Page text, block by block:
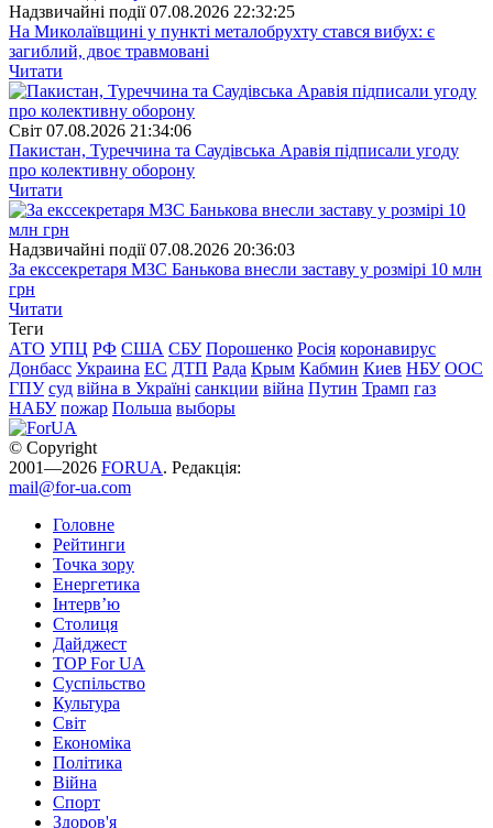
Надзвичайні події 07.08.2026 22:32:25
На Миколаївщині у пункті металобрухту стався вибух: є
загиблий, двоє травмовані
Читати
Свiт 07.08.2026 21:34:06
Пакистан, Туреччина та Саудівська Аравія підписали угоду
про колективну оборону
Читати
Надзвичайні події 07.08.2026 20:36:03
За екссекретаря МЗС Банькова внесли заставу у розмірі 10 млн
грн
Читати
Теги
АТО УПЦ РФ США СБУ Порошенко Росія коронавирус
Донбасс Украина ЕС ДТП Рада Крым Кабмин Киев НБУ ООС
ГПУ суд війна в Україні санкции війна Путин Трамп газ
НАБУ пожар Польша выборы
© Copyright
2001—2026 FORUA. Редакція:
mail@for-ua.com
Головне
Рейтинги
Точка зору
Енергетика
Інтерв’ю
Столиця
Дайджест
TOP For UA
Суспiльство
Культура
Світ
Економіка
Політика
Війна
Спорт
Здоров'я